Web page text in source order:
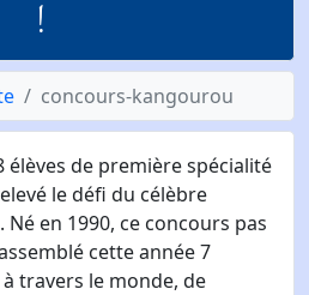
!
concours-kangourou
élèves de première spécialité
le défi du célèbre
en 1990, ce concours pas
cette année 7
travers le monde, de